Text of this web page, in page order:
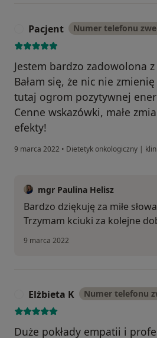
Pacjent Numer telefonu
Jestem bardzo zadowolona
Bałam się, że nic nie
tutaj ogrom pozytywnej
Cenne wskazówki, małe
efekty!
9 marca 2022 • Dietetyk onkologiczny |
mgr Paulina Helisz
Bardzo dziękuję za miłe
Trzymam kciuki za kolejne
9 marca 2022
Elżbieta K Numer telefonu
Duże pokłady empatii i